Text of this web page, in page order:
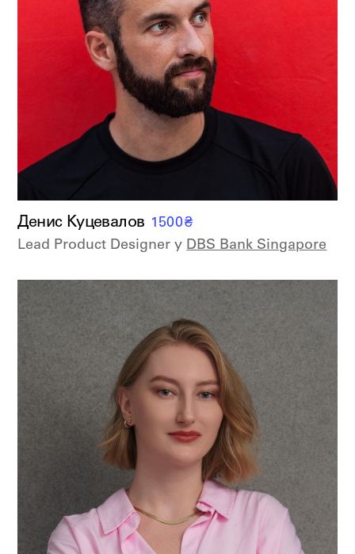
Денис Куцевалов 1500₴
Lead Product Designer у DBS Bank Singapore